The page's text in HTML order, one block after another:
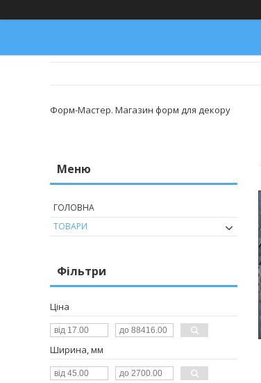
Форм-Мастер. Магазин форм для декору
ГОЛОВНА
ТОВАРИ
Фільтри
Ціна
Ширина, мм